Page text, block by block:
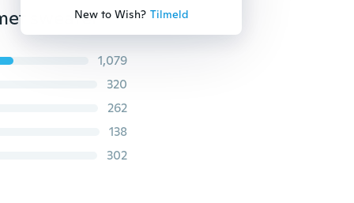
New to Wish? Tilmeld
sweater
1,079
320
262
138
302